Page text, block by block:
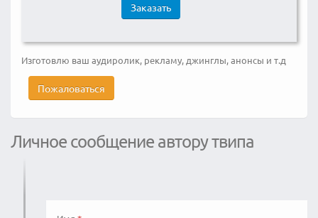
Заказать
Изготовлю ваш аудиролик, рекламу, джинглы, анонсы и т.д
Пожаловаться
Личное сообщение автору твипа